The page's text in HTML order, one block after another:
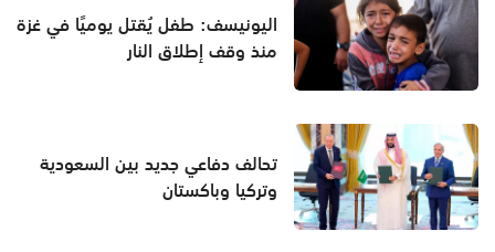
اليونيسف: طفل يُقتل يوميًا في غزة
منذ وقف إطلاق النار
تحالف دفاعي جديد بين السعودية
وتركيا وباكستان